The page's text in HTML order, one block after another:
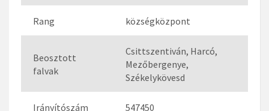
Rang községközpont
Beosztott
falvak
Csittszentiván, Harcó,
Mezőbergenye,
Székelykövesd
Irányítószám 547450